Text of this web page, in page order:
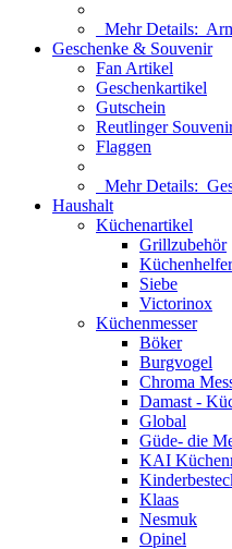
Mehr Details:
Geschenke & Souvenir
Fan Artikel
Geschenkartikel
Gutschein
Reutlinger
Flaggen
Mehr Details:
Haushalt
Küchenartikel
Grillzubehör
Siebe
Victorinox
Küchenmesser
Böker
Burgvogel
Chroma
Damast -
Global
Güde- die
KAI
Klaas
Nesmuk
Opinel